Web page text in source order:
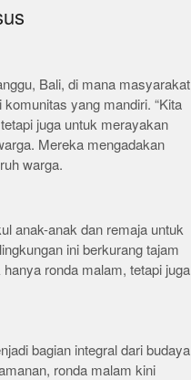
Bali, di mana masyarakat
yang mandiri. “Kita
juga untuk merayakan
Mereka mengadakan
warga.
anak-anak dan remaja untuk
ini berkurang tajam
ronda malam, tetapi juga
bagian integral dari budaya
ronda malam kini